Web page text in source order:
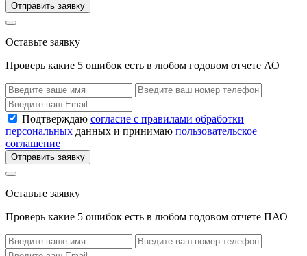
Отправить заявку
Оставьте заявку
Проверь какие 5 ошибок есть в любом годовом отчете АО
Подтверждаю согласие с правилами обработки
персональных данных и принимаю пользовательское
соглашение
Отправить заявку
Оставьте заявку
Проверь какие 5 ошибок есть в любом годовом отчете ПАО